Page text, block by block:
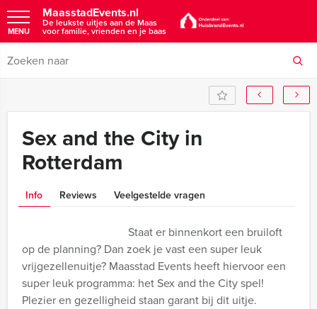
MaasstadEvents.nl
De leukste uitjes aan de Maas
voor familie, vrienden en je baas
MENU
Sex and the City in
Rotterdam
Info Reviews Veelgestelde vragen
Staat er binnenkort een bruiloft
op de planning? Dan zoek je vast een super leuk
vrijgezellenuitje? Maasstad Events heeft hiervoor een
super leuk programma: het Sex and the City spel!
Plezier en gezelligheid staan garant bij dit uitje.